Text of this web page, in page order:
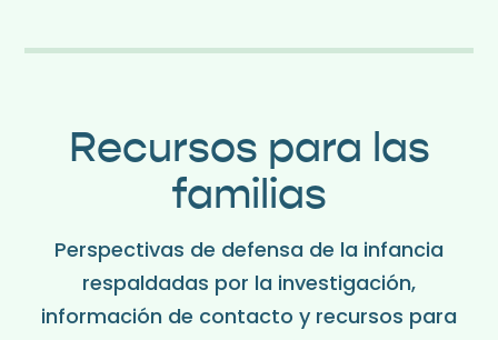
Recursos para las
familias
Perspectivas de defensa de la infancia
respaldadas por la investigación,
información de contacto y recursos para